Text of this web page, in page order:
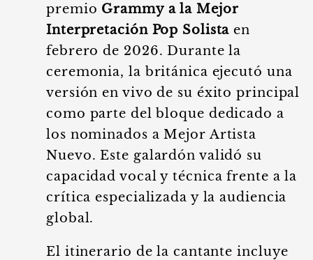
premio Grammy a la Mejor
Interpretación Pop Solista en
febrero de 2026. Durante la
ceremonia, la británica ejecutó una
versión en vivo de su éxito principal
como parte del bloque dedicado a
los nominados a Mejor Artista
Nuevo. Este galardón validó su
capacidad vocal y técnica frente a la
crítica especializada y la audiencia
global.
El itinerario de la cantante incluye